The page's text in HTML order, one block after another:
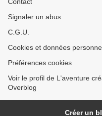
Signaler un abus
C.G.U.
Cookies et données
Préférences cookies
Voir le profil de L'aventure
Overblog
Créer un